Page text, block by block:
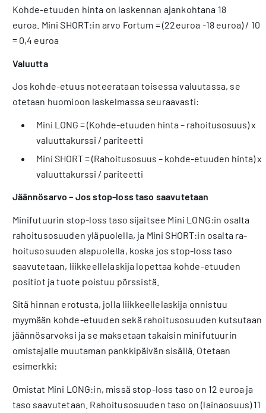
Kohde-etuuden hinta on laskennan ajankohtana 18
euroa. Mini SHORT:in arvo Fortum = (22euroa -18 euroa) / 10
= 0,4 euroa
Valuutta
Jos kohde-etuus noteerataan toi­sessa valuutassa, se
otetaan huo­mioon laskelmassa seuraavasti:
Mini LONG = (Kohde-etuuden hinta – ra­hoitusosuus) x
valuuttakurssi / pariteetti
Mini SHORT = (Rahoitusosuus – kohde-etuuden hinta) x
valuuttakurssi / pariteetti
Jäännösarvo – Jos stop-loss taso saavutetaan
Minifutuurin stop-loss taso sijaitsee Mini LONG:in osalta
rahoitusosuuden yläpuolella, ja Mini SHORT:in osalta ra­
hoitusosuuden alapuolella, koska jos stop-loss taso
saavutetaan, liikkeel­lelaskija lopettaa kohde-etuuden
posi­tiot ja tuote poistuu pörssistä.
Sitä hinnan erotusta, jolla liikkeellelas­kija onnistuu
myymään kohde-etuuden sekä rahoitusosuuden kutsutaan
jään­nösarvoksi ja se maksetaan takaisin minifutuurin
omistajalle muutaman pankkipäivän sisällä. Otetaan
esimerkki:
Omistat Mini LONG:in, missä stop-loss taso on 12 euroa ja
taso saavutetaan. Rahoitusosuuden taso on (lainaosuus) 11